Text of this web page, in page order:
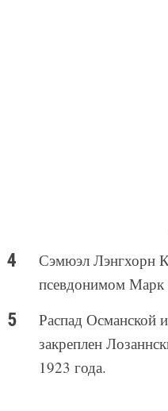
Сэмюэл Лэнгхорн
псевдонимом Марк
Распад Османской
закреплен
1923 года.